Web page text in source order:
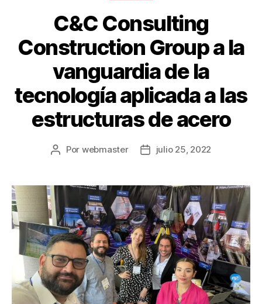
C&C Consulting
Construction Group a la
vanguardia de la
tecnología aplicada a las
estructuras de acero
Por webmaster julio 25, 2022